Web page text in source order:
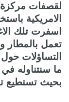
لقصفات مركزة
الامريكية
تعمل بالمطار
التساؤلات
ما سنتناوله
بحيث تستطيع